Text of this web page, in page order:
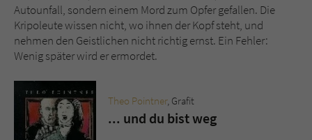
Autounfall, sondern einem Mord zum Opfer gefallen. Die
Kripoleute wissen nicht, wo ihnen der Kopf steht, und
nehmen den Geistlichen nicht richtig ernst. Ein Fehler:
Wenig später wird er ermordet.
Theo Pointner, Grafit
... und du bist weg
Laufzeit Session
Dieses Cookie gewährleistet die
Kommunikation der Webseite mit dem
überprüfen.